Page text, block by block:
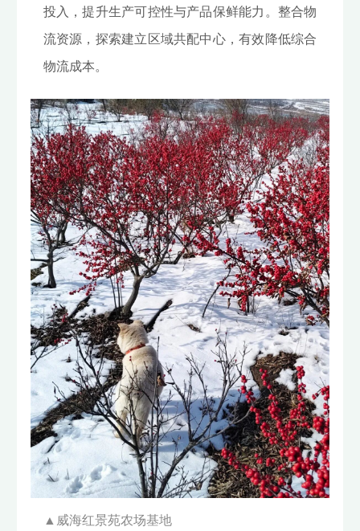
投入，提升生产可控性与产品保鲜能力。整合物
流资源，探索建立区域共配中心，有效降低综合
物流成本。
▲威海红景苑农场基地